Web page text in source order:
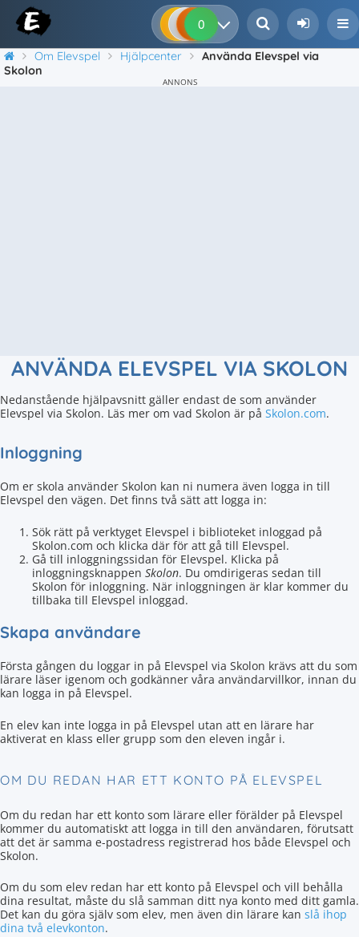
0 0 0
Om Elevspel Hjälpcenter
Använda Elevspel via
Skolon
ANNONS
ANVÄNDA ELEVSPEL VIA SKOLON
Nedanstående hjälpavsnitt gäller endast de som använder
Elevspel via Skolon. Läs mer om vad Skolon är på Skolon.com.
Inloggning
Om er skola använder Skolon kan ni numera även logga in till
Elevspel den vägen. Det finns två sätt att logga in:
Sök rätt på verktyget Elevspel i biblioteket inloggad på
Skolon.com och klicka där för att gå till Elevspel.
Gå till inloggningssidan för Elevspel. Klicka på
inloggningsknappen Skolon. Du omdirigeras sedan till
Skolon för inloggning. När inloggningen är klar kommer du
tillbaka till Elevspel inloggad.
Skapa användare
Första gången du loggar in på Elevspel via Skolon krävs att du som
lärare läser igenom och godkänner våra användarvillkor, innan du
kan logga in på Elevspel.
En elev kan inte logga in på Elevspel utan att en lärare har
aktiverat en klass eller grupp som den eleven ingår i.
OM DU REDAN HAR ETT KONTO PÅ ELEVSPEL
Om du redan har ett konto som lärare eller förälder på Elevspel
kommer du automatiskt att logga in till den användaren, förutsatt
att det är samma e-postadress registrerad hos både Elevspel och
Skolon.
Om du som elev redan har ett konto på Elevspel och vill behålla
dina resultat, måste du slå samman ditt nya konto med ditt gamla.
Det kan du göra själv som elev, men även din lärare kan slå ihop
dina två elevkonton.